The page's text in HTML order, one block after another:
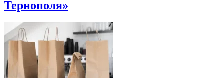
Тернополя»